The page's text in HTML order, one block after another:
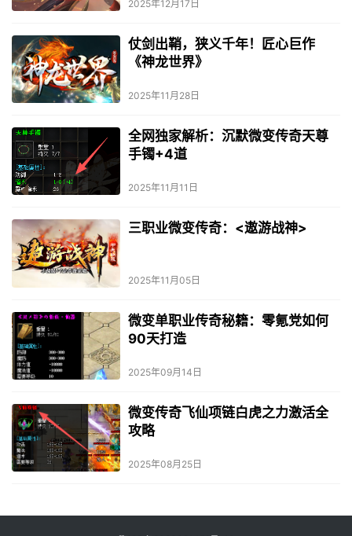
2025年12月17日
仗剑出鞘，狭义千年！匠心巨作
《神龙世界》
2025年11月28日
全网独家解析：沉默微变传奇天尊
手镯+4道
2025年11月11日
三职业微变传奇：<遨游战神>
2025年11月05日
微变单职业传奇秘籍：零氪党如何
90天打造
2025年09月14日
微变传奇飞仙项链白虎之力激活全
攻略
2025年08月25日